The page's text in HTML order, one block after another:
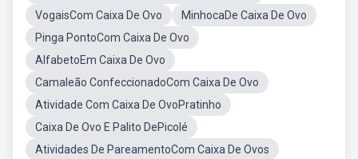
VogaisCom Caixa De Ovo
MinhocaDe Caixa De Ovo
Pinga PontoCom Caixa De Ovo
AlfabetoEm Caixa De Ovo
Camaleão ConfeccionadoCom Caixa De Ovo
Atividade Com Caixa De OvoPratinho
Caixa De Ovo E Palito DePicolé
Atividades De PareamentoCom Caixa De Ovos